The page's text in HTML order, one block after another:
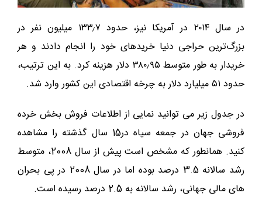
در سال ۲۰۱۴ در آمریکا نیز، حدود ۱۳۳٫۷ میلیون نفر در
بزرگ‌ترین حراجی دنیا خریدهای خود را انجام دادند و هر
خریدار به طور متوسط ۳۸۰٫۹۵ دلار هزینه کرد. به این ترتیب،
حدود ۵۱ میلیارد دلار به چرخه اقتصادی این کشور وارد شد.
در جدول زیر می توانید نمایی از اطلاعات فروش بخش خرده
فروشی جهان در جمعه سیاه در15 سال گذشته را مشاهده
کنید. همانطور که مشخص است پیش از سال 2008، متوسط
رشد سالانه 3.5 درصد بوده اما در سال 2008 در پی بحران
های مالی جهانی، رشد سالانه به 2.5 درصد رسیده است.